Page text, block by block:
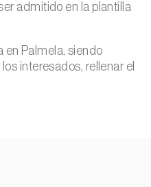
admitido en la plantilla
en Palmela, siendo
interesados, rellenar el